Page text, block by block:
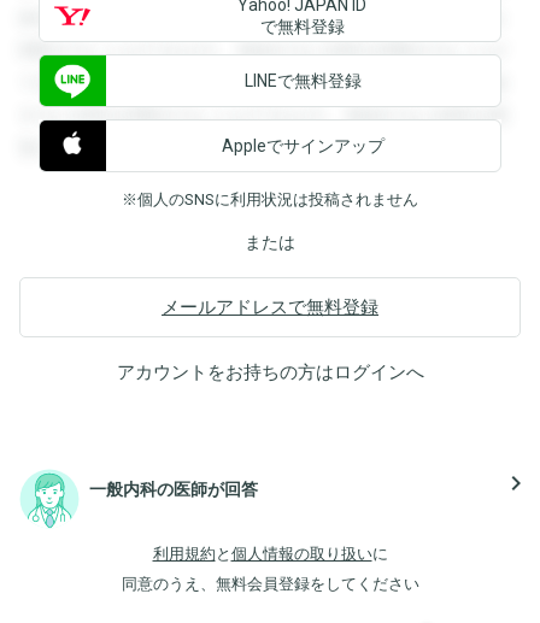
録すると回答を閲覧することができます。登録すると回答を
閲覧することができます。登録すると回答を閲覧することが
できます。登録すると回答を閲覧することができます。登録
すると回答を閲覧することができます。登録すると回答を閲
覧することができます。
Yahoo! JAPAN ID
で無料登録
LINEで無料登録
Appleでサインアップ
※個人のSNSに利用状況は投稿されません
または
メールアドレスで無料登録
アカウントをお持ちの方はログインへ
一般内科の医師が回答 navigate_next
利用規約 と 個人情報の取り扱いに
同意のうえ、無料会員登録をしてください